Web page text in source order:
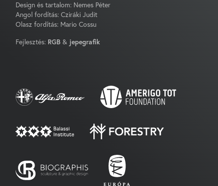
Design és tartalom: Nemes Péter
Angol fordítás: Cziráki Judit
Olasz fordítás: Mario Cossu
Fejlesztés: RGB & jepegrafik